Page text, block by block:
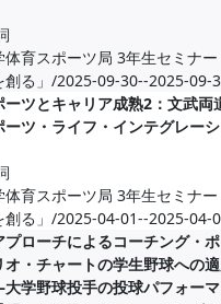
体育スポーツ局 3年生セミナー
創る」/2025-09-30--2025-09-
ーツとキャリア成熟2：文武両
ーツ・ライフ・インテグレー
体育スポーツ局 3年生セミナー
創る」/2025-04-01--2025-04-
プローチによるコーチング・
オ・チャートの学生野球への
学野球投手の投球パフォー